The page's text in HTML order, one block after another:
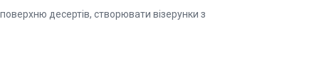
десертів, створювати візерунки з